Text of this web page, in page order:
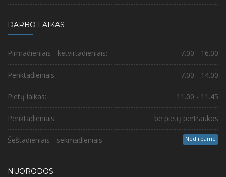
DARBO LAIKAS
Pirmadieniais - ketvirtadieniais: 7.00 - 16.00
Penktadieniais: 7.00 - 14.00
Pietų laikas: 11.00 - 11.45
Penktadieniais: be pietų pertraukos
Šeštadieniais - sekmadieniais: Nedirbame
NUORODOS